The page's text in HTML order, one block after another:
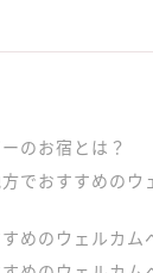
のお宿とは？
でおすすめのウ
めのウェルカム